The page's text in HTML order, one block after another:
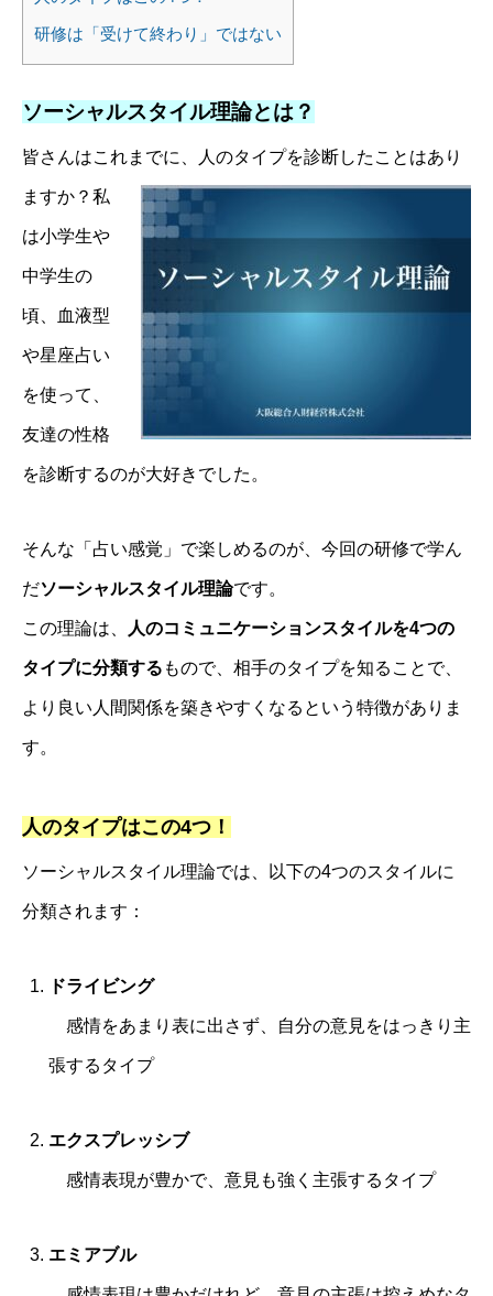
研修は「受けて終わり」ではない
ソーシャルスタイル理論とは？
皆さんはこれまでに、人のタイプを診断したことはあり
ますか？ 私
は小学生や
中学生の
頃、血液型
や星座占い
を使って、
友達の性格
を診断するのが大好きでした。
そんな「占い感覚」で楽しめるのが、今回の研修で学ん
だソーシャルスタイル理論です。
この理論は、 人のコミュニケーションスタイルを4つの
タイプに分類する もので、相手のタイプを知ることで、
より良い人間関係を築きやすくなるという特徴がありま
す。
人のタイプはこの4つ！
ソーシャルスタイル理論では、以下の4つのスタイルに
分類されます：
ドライビング
感情をあまり表に出さず、自分の意見をはっきり主
張するタイプ
エクスプレッシブ
感情表現が豊かで、意見も強く主張するタイプ
エミアブル